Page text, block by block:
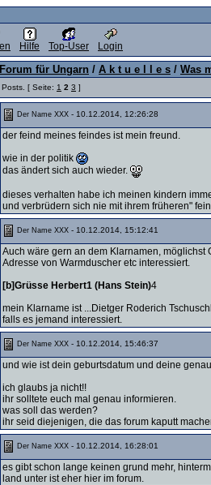
Hilfe Top-User Login
für Ungarn / A k t u e l l e s / Was
[ Seite: 1 2 3 ]
Der Name XXX - 10.12.2014, 12:26:28
der feind meines feindes ist mein freund.
wie in der politik
das ändert sich auch wieder.
dieses verhalten habe ich meinen kindern
und verbrüdern sich nie mit ihrem früheren"
Der Name XXX - 10.12.2014, 15:12:41
Auch wäre gern an dem Klarnamen, möglichst
Adresse von Warmduscher etc interessiert.
[b]Grüsse Herbert1 (Hans Stein)4
mein Klarname ist ...Dietger Roderich
falls es jemand interessiert.
Der Name XXX - 10.12.2014, 15:46:37
und wie ist dein geburtsdatum und deine
ich glaubs ja nicht!!
ihr solltete euch mal genau informieren.
was soll das werden?
ihr seid diejenigen, die das forum kaputt
Der Name XXX - 10.12.2014, 16:28:01
es gibt schon lange keinen grund mehr,
land unter ist eher hier im forum.